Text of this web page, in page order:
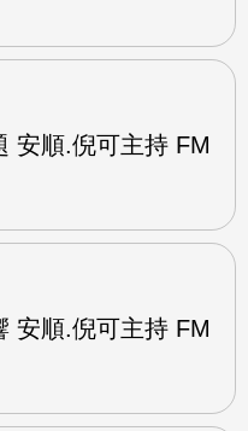
安順.倪可主持 FM
安順.倪可主持 FM